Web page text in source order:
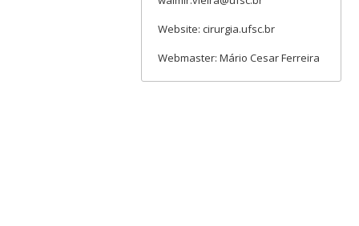
Website: cirurgia.ufsc.br
Webmaster: Mário Cesar Ferreira